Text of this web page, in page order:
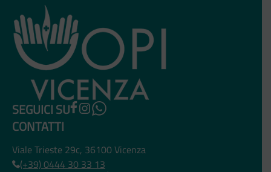
SEGUICI SU
CONTATTI
Viale Trieste 29c, 36100 Vicenza
(+39) 0444 30 33 13